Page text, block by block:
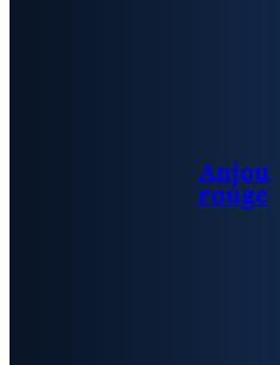
Anjou
rouge